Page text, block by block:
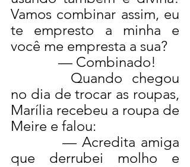
Vamos combinar assim, eu
te empresto a minha e
você me empresta a sua?
— Combinado!
Quando chegou
no dia de trocar as roupas,
Marília recebeu a roupa de
Meire e falou:
— Acredita amiga
que derrubei molho e